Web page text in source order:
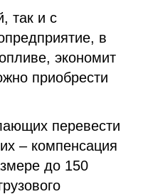
так и с
в
экономит
приобрести
перевести
– компенсация
до 150